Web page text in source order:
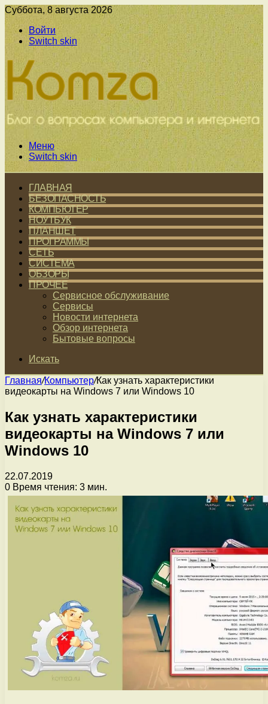
Суббота, 8 августа 2026
Войти
Switch skin
Меню
Switch skin
ГЛАВНАЯ
БЕЗОПАСНОСТЬ
КОМПЬЮТЕР
НОУТБУК
ПЛАНШЕТ
ПРОГРАММЫ
СЕТЬ
СИСТЕМА
ОБЗОРЫ
ПРОЧЕЕ
Сервисное обслуживание
Сервисы
Новости интернета
Обзор интернета
Бытовые вопросы
Искать
Главная/Компьютер/Как узнать характеристики
видеокарты на Windows 7 или Windows 10
Как узнать характеристики
видеокарты на Windows 7 или
Windows 10
22.07.2019
0 Время чтения: 3 мин.